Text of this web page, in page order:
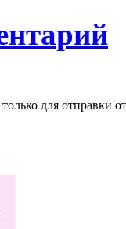
для отправки